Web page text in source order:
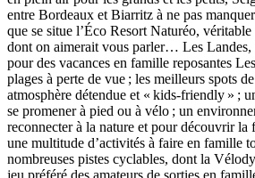
entre Bordeaux et Biarritz à ne pas
que se situe l’Éco Resort Naturéo,
dont on aimerait vous parler… Les Landes,
pour des vacances en famille reposantes
plages à perte de vue ; les meilleurs spots
atmosphère détendue et « kids-friendly » ;
se promener à pied ou à vélo ; un
reconnecter à la nature et pour découvrir la
une multitude d’activités à faire en famille
nombreuses pistes cyclables, dont la
jeu préféré des amateurs de sorties en